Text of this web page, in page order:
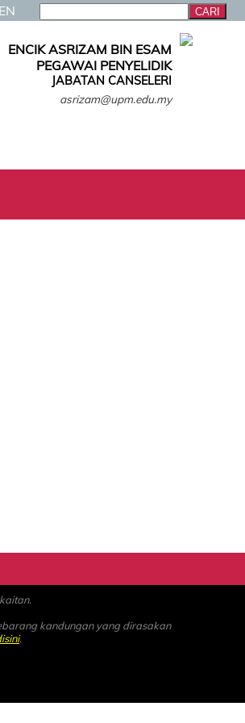
EN
ENCIK ASRIZAM BIN ESAM
PEGAWAI PENYELIDIK
JABATAN CANSELERI
asrizam@upm.edu.my
kandungan yang dirasakan
.